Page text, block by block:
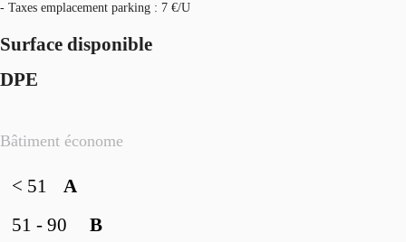
- Taxes emplacement parking : 7 €/U
Surface disponible
DPE
Bâtiment économe
A
< 51
B
51 - 90